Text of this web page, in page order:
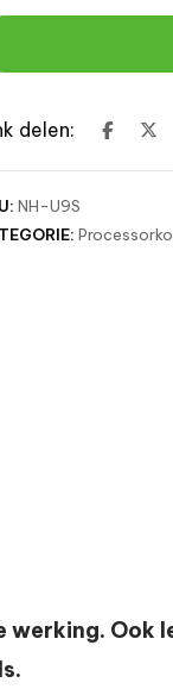
delen:
NH-U9S
Ook